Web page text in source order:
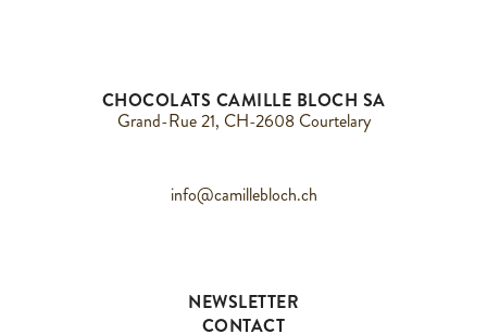
CHOCOLATS CAMILLE BLOCH SA
Grand-Rue 21, CH-2608 Courtelary
info@camillebloch.ch
NEWSLETTER
CONTACT